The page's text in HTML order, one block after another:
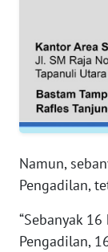
Namun,
Pengadilan,
“Sebanyak
Pengadilan,
WN
BANTEN
WN
NTT
WN
WN
PAPUA